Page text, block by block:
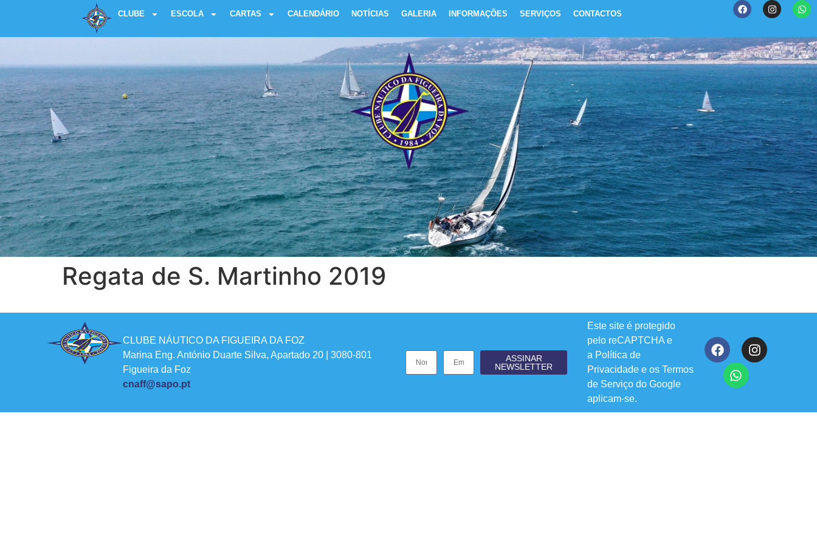
CLUBE ESCOLA CARTAS CALENDÁRIO NOTÍCIAS GALERIA INFORMAÇÕES SERVIÇOS CONTACTOS
Regata de S. Martinho 2019
CLUBE NÁUTICO DA FIGUEIRA DA FOZ
Marina Eng. António Duarte Silva, Apartado 20 | 3080-801
Figueira da Foz
cnaff@sapo.pt
ASSINAR
NEWSLETTER
Este site é protegido
pelo reCAPTCHA e
a Política de
Privacidade e osTermos
de Serviço do Google
aplicam-se.